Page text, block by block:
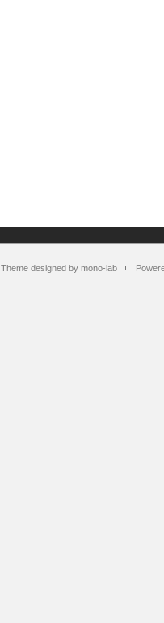
Theme designed by mono-lab